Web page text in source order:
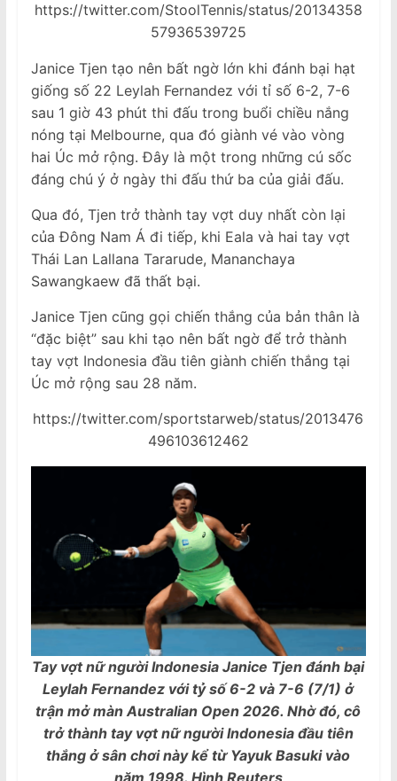
https://twitter.com/StoolTennis/status/20134358
57936539725
Janice Tjen tạo nên bất ngờ lớn khi đánh bại hạt
giống số 22 Leylah Fernandez với tỉ số 6-2, 7-6
sau 1 giờ 43 phút thi đấu trong buổi chiều nắng
nóng tại Melbourne, qua đó giành vé vào vòng
hai Úc mở rộng. Đây là một trong những cú sốc
đáng chú ý ở ngày thi đấu thứ ba của giải đấu.
Qua đó, Tjen trở thành tay vợt duy nhất còn lại
của Đông Nam Á đi tiếp, khi Eala và hai tay vợt
Thái Lan Lallana Tararude, Mananchaya
Sawangkaew đã thất bại.
Janice Tjen cũng gọi chiến thắng của bản thân là
“đặc biệt” sau khi tạo nên bất ngờ để trở thành
tay vợt Indonesia đầu tiên giành chiến thắng tại
Úc mở rộng sau 28 năm.
https://twitter.com/sportstarweb/status/2013476
496103612462
Tay vợt nữ người Indonesia Janice Tjen đánh bại
Leylah Fernandez với tỷ số 6-2 và 7-6 (7/1) ở
trận mở màn Australian Open 2026. Nhờ đó, cô
trở thành tay vợt nữ người Indonesia đầu tiên
thắng ở sân chơi này kể từ Yayuk Basuki vào
năm 1998. Hình Reuters